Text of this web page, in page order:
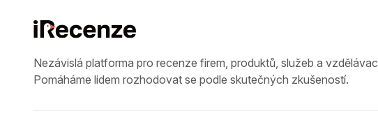
Nezávislá platforma pro recenze firem, produktů, služeb a
Pomáháme lidem rozhodovat se podle skutečných zkušeností.